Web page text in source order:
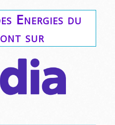
Energies du
sur